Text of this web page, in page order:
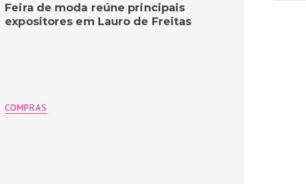
Feira de moda reúne principais
expositores em Lauro de Freitas
COMPRAS